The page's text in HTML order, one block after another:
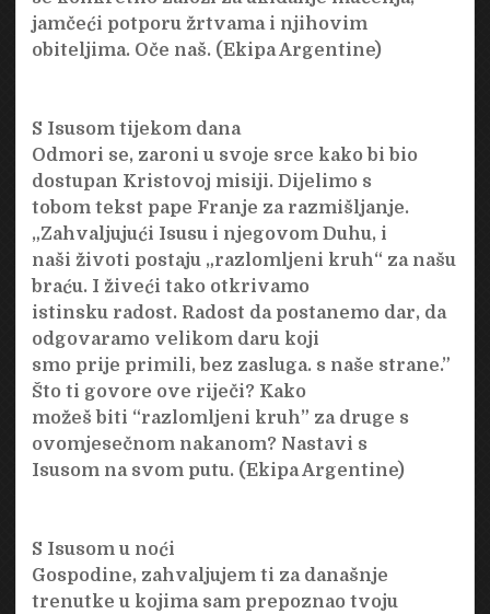
jamčeći potporu žrtvama i njihovim
obiteljima. Oče naš. (Ekipa Argentine)
S Isusom tijekom dana
Odmori se, zaroni u svoje srce kako bi bio
dostupan Kristovoj misiji. Dijelimo s
tobom tekst pape Franje za razmišljanje.
„Zahvaljujući Isusu i njegovom Duhu, i
naši životi postaju „razlomljeni kruh“ za našu
braću. I živeći tako otkrivamo
istinsku radost. Radost da postanemo dar, da
odgovaramo velikom daru koji
smo prije primili, bez zasluga. s naše strane.”
Što ti govore ove riječi? Kako
možeš biti “razlomljeni kruh” za druge s
ovomjesečnom nakanom? Nastavi s
Isusom na svom putu. (Ekipa Argentine)
S Isusom u noći
Gospodine, zahvaljujem ti za današnje
trenutke u kojima sam prepoznao tvoju